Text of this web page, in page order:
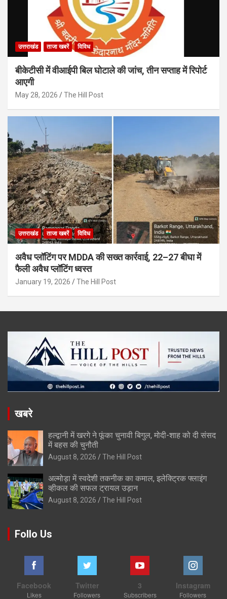
उत्तराखंड ताजा खबरें विविध
बीकेटीसी में वीआईपी बिल घोटाले की जांच, तीन सप्ताह में रिपोर्ट
आएगी
May 28, 2026 The Hill Post
उत्तराखंड ताजा खबरें विविध
अवैध प्लॉटिंग पर MDDA की सख्त कार्रवाई, 22–27 बीघा में
फैली अवैध प्लॉटिंग ध्वस्त
January 19, 2026 The Hill Post
खबरे
हल्द्वानी में खरगे ने फूंका चुनावी बिगुल, मोदी-शाह को दी संसद
में बहस की चुनौती
August 8, 2026 The Hill Post
अल्मोड़ा में स्वदेशी तकनीक का कमाल, इलेक्ट्रिक फ्लाइंग
व्हीकल की सफल ट्रायल उड़ान
August 8, 2026 The Hill Post
Follo Us
Facebook
Likes
Twitter
Followers
3
Subscribers
Instagram
Followers